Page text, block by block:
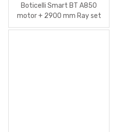
Boticelli Smart BT A850
motor + 2900 mm Ray set